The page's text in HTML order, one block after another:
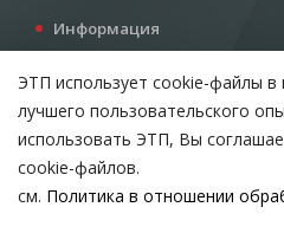
Информация
Все для инвестора
Контакты
Возникли вопросы?
ЭТП использует cookie-файлы в
лучшего пользовательского
использовать ЭТП, Вы
cookie-файлов.
см. Политика в отношении